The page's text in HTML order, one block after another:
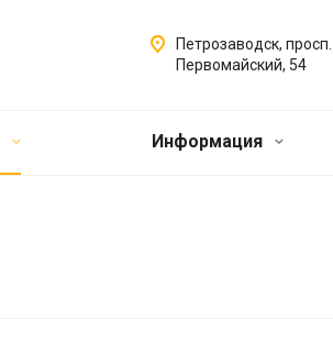
Петрозаводск, просп.
Первомайский, 54
Информация